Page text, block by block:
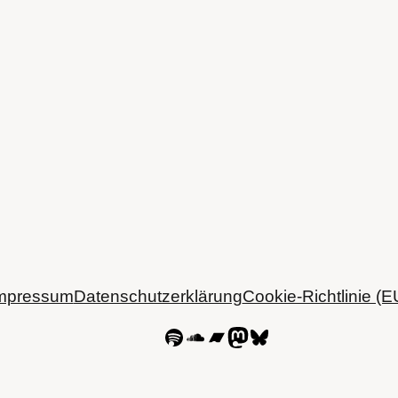
DatenschutzerklärungCookie-Richtlinie
Spotify
SoundCloud
Bandcamp
Mastodon